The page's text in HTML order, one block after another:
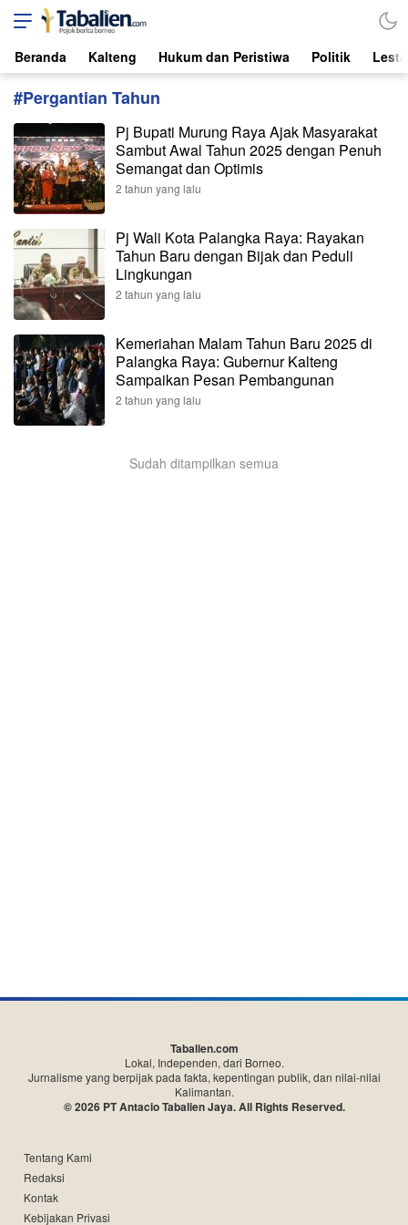
Tabalien.com
Lokal, Independen, dari Borneo
Beranda Kalteng Hukum dan Peristiwa Politik
#Pergantian Tahun
Pj Bupati Murung Raya Ajak Masyarakat
Sambut Awal Tahun 2025 dengan Penuh
Semangat dan Optimis
2 tahun yang lalu
Pj Wali Kota Palangka Raya: Rayakan
Tahun Baru dengan Bijak dan Peduli
Lingkungan
2 tahun yang lalu
Kemeriahan Malam Tahun Baru 2025 di
Palangka Raya: Gubernur Kalteng
Sampaikan Pesan Pembangunan
2 tahun yang lalu
Sudah ditampilkan semua
Tabalien.com
Lokal, Independen, dari Borneo.
Jurnalisme yang berpijak pada fakta, kepentingan publik, dan nilai-nilai
Kalimantan.
© 2026 PT Antacio Tabalien Jaya. All Rights Reserved.
Tentang Kami
Redaksi
Kontak
Kebijakan Privasi